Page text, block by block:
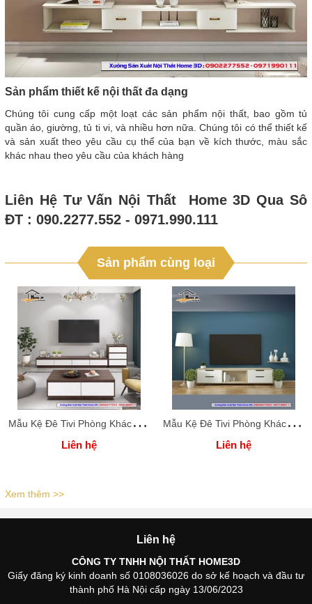
Sản phẩm thiết kế nội thất đa dạng
Chúng tôi cung cấp một loạt các sản phẩm nội thất, bao gồm tủ
quần áo, giường, tủ ti vi, và nhiều hơn nữa. Chúng tôi có thể thiết kế
và sản xuất theo yêu cầu cụ thể của bạn về kích thước, màu sắc
khác nhau theo yêu cầu của khách hàng
Liên Hệ Tư Vấn Nội Thất Home 3D Qua Sô
ĐT : 090.2277.552 - 0971.990.111
Sản phẩm cùng loại
M
ẫu Kệ Đê Tivi Phòng Khách Home 3D
Liên hệ
M
ẫu Kệ Đê Tivi Phòng Khách Home 3D
Liên hệ
Xem thêm >>
Liên hệ
CÔNG TY TNHH NỘI THẤT HOME3D
Giấy đăng ký kinh doanh số 0108036026 do sở kế hoạch và đầu tư
thành phố Hà Nội cấp ngày 13/06/2023